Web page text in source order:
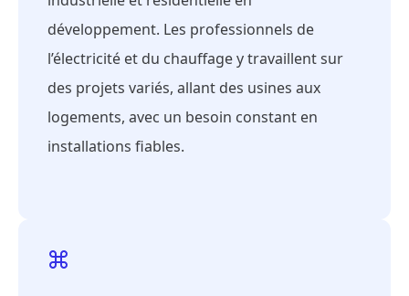
développement. Les professionnels de
l’électricité et du chauffage y travaillent sur
des projets variés, allant des usines aux
logements, avec un besoin constant en
installations fiables.